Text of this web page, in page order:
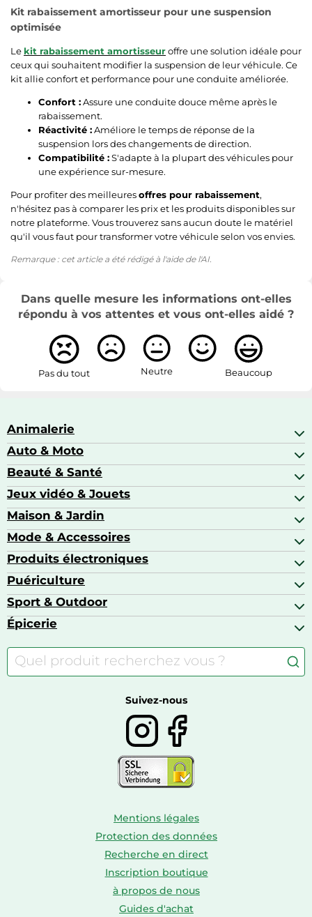
Kit rabaissement amortisseur pour une suspension
optimisée
Le kit rabaissement amortisseuroffre une solution idéale pour
ceux qui souhaitent modifier la suspension de leur véhicule. Ce
kit allie confort et performance pour une conduite améliorée.
Confort :Assure une conduite douce même après le
rabaissement.
Réactivité :Améliore le temps de réponse de la
suspension lors des changements de direction.
Compatibilité :S'adapte à la plupart des véhicules pour
une expérience sur-mesure.
Pour profiter des meilleuresoffres pour rabaissement,
n'hésitez pas à comparer les prix et les produits disponibles sur
notre plateforme. Vous trouverez sans aucun doute le matériel
qu'il vous faut pour transformer votre véhicule selon vos envies.
Remarque : cet article a été rédigé à l'aide de l'AI.
Dans quelle mesure les informations ont-elles
répondu à vos attentes et vous ont-elles aidé ?
Pas du tout Neutre Beaucoup
Animalerie
Abris pour animaux sauvages
Aquariophilie
Colliers GPS
Auto & Moto
Accessoires auto
Attelage & portage
Autoradios
Beauté & Santé
Alimentation bébé
Amour & contraception
Appareils de coiffure
Jeux vidéo & Jouets
Accessoires de gaming
Consoles de jeux
Drones
Maison & Jardin
Ameublement
Articles de cuisine & d'entretien ménager
Aspirateurs souffleurs
Mode & Accessoires
Accessoires de mode
Arts textiles
Bagages
Produits électroniques
Accessoires smartphones
Appareils photo hybrides
Appareils photo numériques
Puériculture
Chaises hautes
Jouets
Meubles à langer
Sport & Outdoor
Appareils de fitness
Camping
Caravaning
Épicerie
Autour du café
Autour du thé
Suivez-nous
Mentions légales
Protection des données
Recherche en direct
Inscription boutique
à propos de nous
Guides d'achat